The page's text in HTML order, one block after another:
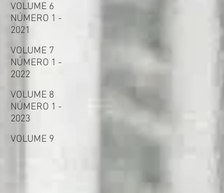
VOLUME 6
NÚMERO 1 -
2021
VOLUME 7
NÚMERO 1 -
2022
VOLUME 8
NÚMERO 1 -
2023
VOLUME 9